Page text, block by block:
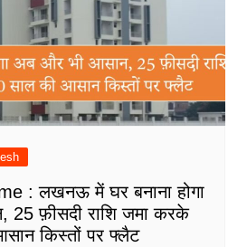
: लखनऊ में घर बनाना होगा
फ़ीसदी राशि जमा करके
किस्तों पर फ्लैट